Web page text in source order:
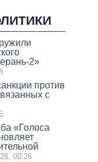
2»
против
с
«Голоса
00:26